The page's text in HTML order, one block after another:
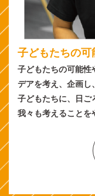
子どもたちの
子どもたちの可能性
デアを考え、企画し
子どもたちに、日ご
我々も考えることを